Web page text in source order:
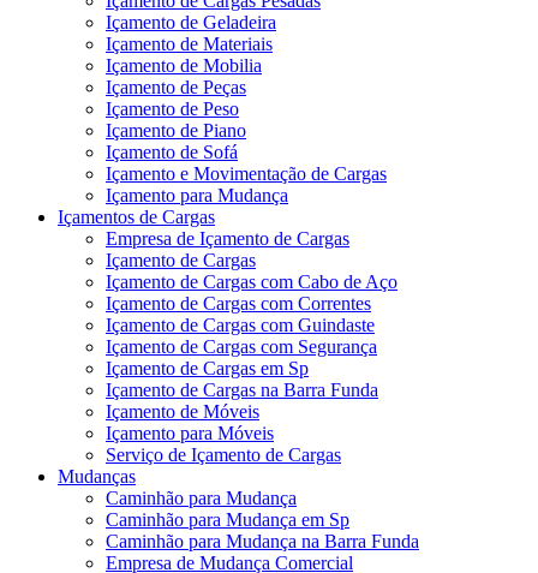
Içamento de Geladeira
Içamento de Materiais
Içamento de Mobilia
Içamento de Peças
Içamento de Peso
Içamento de Piano
Içamento de Sofá
Içamento e Movimentação de Cargas
Içamento para Mudança
Içamentos de Cargas
Empresa de Içamento de Cargas
Içamento de Cargas
Içamento de Cargas com Cabo de Aço
Içamento de Cargas com Correntes
Içamento de Cargas com Guindaste
Içamento de Cargas com Segurança
Içamento de Cargas em Sp
Içamento de Cargas na Barra Funda
Içamento de Móveis
Içamento para Móveis
Serviço de Içamento de Cargas
Mudanças
Caminhão para Mudança
Caminhão para Mudança em Sp
Caminhão para Mudança na Barra Funda
Empresa de Mudança Comercial